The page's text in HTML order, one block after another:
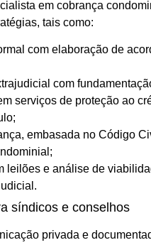
em cobrança
tais como:
com elaboração de
com
serviços de proteção ao
embasada no Código
leilões e análise de
síndicos e conselhos
privada e